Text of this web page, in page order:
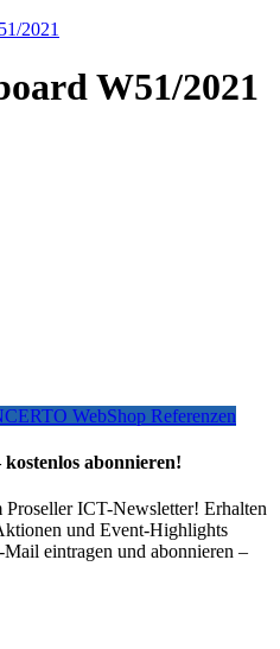
2021
W51/2021
WebShop Referenzen
abonnieren!
ICT-Newsletter! Erhalten
und Event-Highlights
eintragen und abonnieren –